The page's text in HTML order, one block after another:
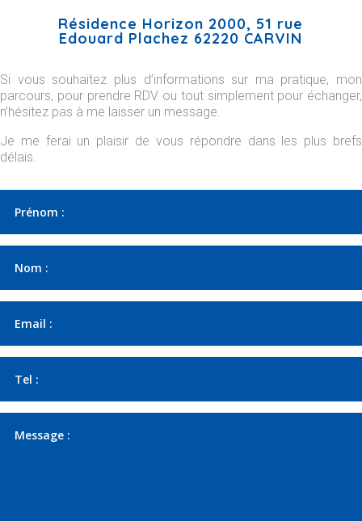
Résidence Horizon 2000, 51 rue
Edouard Plachez 62220 CARVIN
Si vous souhaitez plus d’informations sur ma pratique, mon
parcours, pour prendre RDV ou tout simplement pour échanger,
n’hésitez pas à me laisser un message.
Je me ferai un plaisir de vous répondre dans les plus brefs
délais.